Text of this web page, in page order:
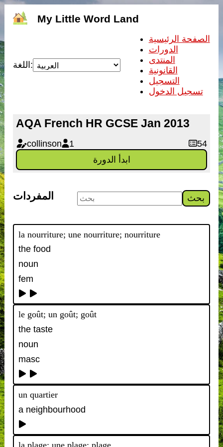
My Little Word Land
اللغة:
الصفحة الرئيسية
الدورات
المنتدى
القانونية
التسجيل
تسجيل الدخول
AQA French HR GCSE Jan 2013
collinson 1
54
ابدأ الدورة
المفردات بحث
la nourriture; une nourriture; nourriture
the food
noun
fem
le goût; un goût; goût
the taste
noun
masc
un quartier
a neighbourhood